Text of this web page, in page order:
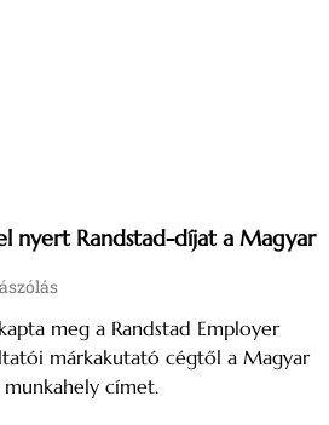
nyert Randstad-díjat a Magyar
meg a Randstad Employer
márkakutató cégtől a Magyar
címet.